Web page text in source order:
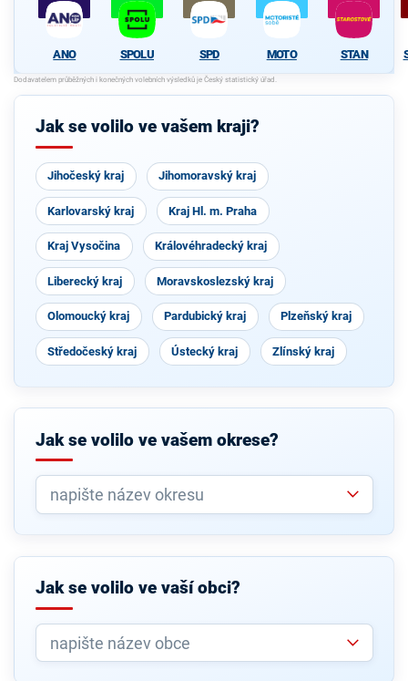
ANO SPOLU SPD MOTO STAN
Jak se volilo ve vašem kraji?
Jihočeský kraj Jihomoravský kraj
Karlovarský kraj Kraj Hl. m. Praha
Kraj Vysočina Královéhradecký kraj
Liberecký kraj Moravskoslezský kraj
Olomoucký kraj Pardubický kraj Plzeňský kraj
Středočeský kraj Ústecký kraj Zlínský kraj
Jak se volilo ve vašem okrese?
Jak se volilo ve vaší obci?